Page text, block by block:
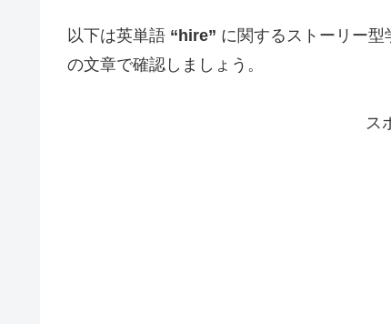
以下は英単語 “hire” に関するストーリー
の文章で確認しましょう。
ス